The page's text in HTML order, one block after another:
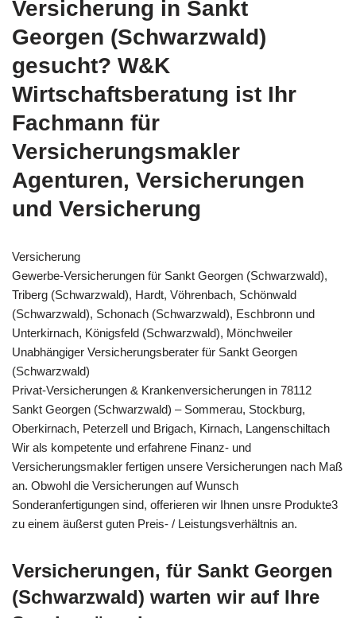
Versicherung in Sankt
Georgen (Schwarzwald)
gesucht? W&K
Wirtschaftsberatung ist Ihr
Fachmann für
Versicherungsmakler
Agenturen, Versicherungen
und Versicherung
Versicherung
Gewerbe-Versicherungen für Sankt Georgen (Schwarzwald),
Triberg (Schwarzwald), Hardt, Vöhrenbach, Schönwald
(Schwarzwald), Schonach (Schwarzwald), Eschbronn und
Unterkirnach, Königsfeld (Schwarzwald), Mönchweiler
Unabhängiger Versicherungsberater für Sankt Georgen
(Schwarzwald)
Privat-Versicherungen & Krankenversicherungen in 78112
Sankt Georgen (Schwarzwald) – Sommerau, Stockburg,
Oberkirnach, Peterzell und Brigach, Kirnach, Langenschiltach
Wir als kompetente und erfahrene Finanz- und
Versicherungsmakler fertigen unsere Versicherungen nach Maß
an. Obwohl die Versicherungen auf Wunsch
Sonderanfertigungen sind, offerieren wir Ihnen unsre Produkte3
zu einem äußerst guten Preis- / Leistungsverhältnis an.
Versicherungen, für Sankt Georgen
(Schwarzwald) warten wir auf Ihre